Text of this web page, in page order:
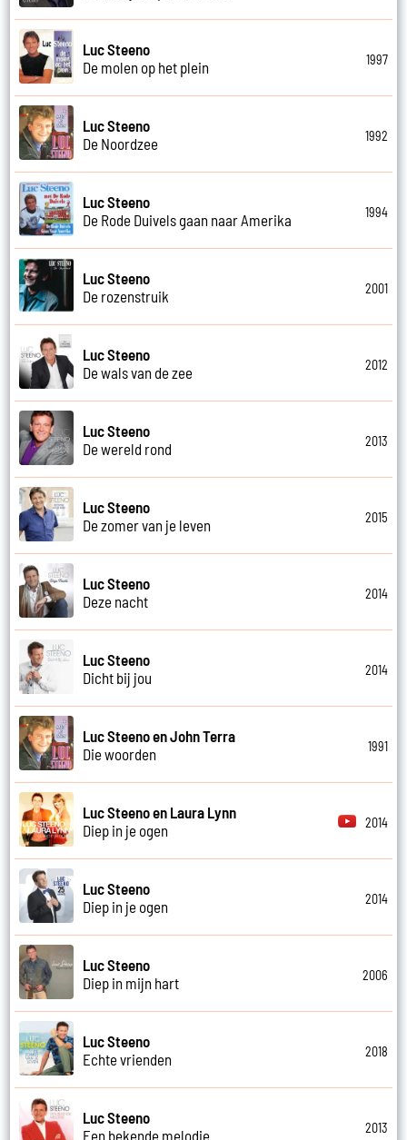
Luc Steeno
De molen op het plein
1997
Luc Steeno
De Noordzee
1992
Luc Steeno
De Rode Duivels gaan naar Amerika
1994
Luc Steeno
De rozenstruik
2001
Luc Steeno
De wals van de zee
2012
Luc Steeno
De wereld rond
2013
Luc Steeno
De zomer van je leven
2015
Luc Steeno
Deze nacht
2014
Luc Steeno
Dicht bij jou
2014
Luc Steeno en John Terra
Die woorden
1991
Luc Steeno en Laura Lynn
Diep in je ogen
2014
Luc Steeno
Diep in je ogen
2014
Luc Steeno
Diep in mijn hart
2006
Luc Steeno
Echte vrienden
2018
Luc Steeno
Een bekende melodie
2013